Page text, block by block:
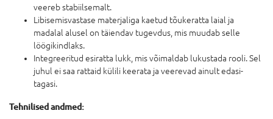
veereb stabiilsemalt.
Libisemisvastase materjaliga kaetud tõukeratta laial ja
madalal alusel on täiendav tugevdus, mis muudab selle
löögikindlaks.
Integreeritud esiratta lukk, mis võimaldab lukustada rooli. Sel
juhul ei saa rattaid külili keerata ja veerevad ainult edasi-
tagasi.
Tehnilised andmed: